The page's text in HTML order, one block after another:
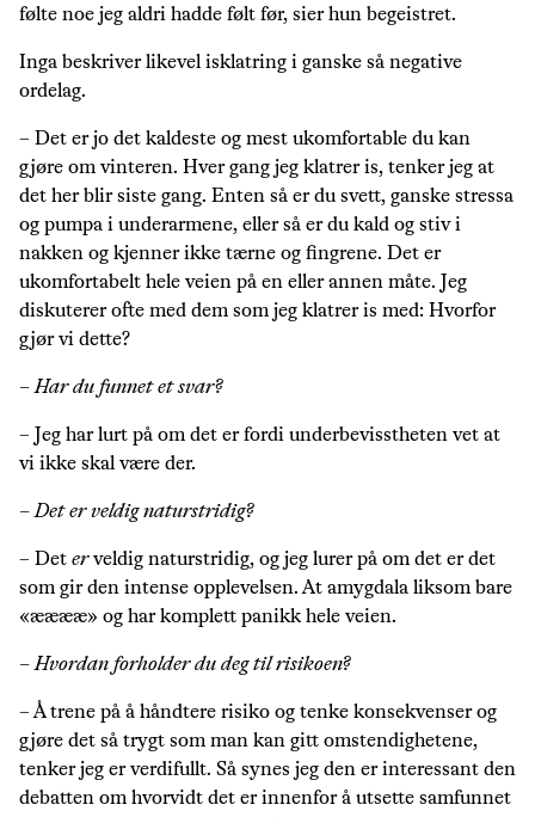
følte noe jeg aldri hadde følt før, sier hun begeistret.
Inga beskriver likevel isklatring i ganske så negative
ordelag.
– Det er jo det kaldeste og mest ukomfortable du kan
gjøre om vinteren. Hver gang jeg klatrer is, tenker jeg at
det her blir siste gang. Enten så er du svett, ganske stressa
og pumpa i underarmene, eller så er du kald og stiv i
nakken og kjenner ikke tærne og fingrene. Det er
ukomfortabelt hele veien på en eller annen måte. Jeg
diskuterer ofte med dem som jeg klatrer is med: Hvorfor
gjør vi dette?
– Har du funnet et svar?
– Jeg har lurt på om det er fordi underbevisstheten vet at
vi ikke skal være der.
– Det er veldig naturstridig?
– Det erveldig naturstridig, og jeg lurer på om det er det
som gir den intense opplevelsen. At amygdala liksom bare
«ææææ» og har komplett panikk hele veien.
– Hvordan forholder du deg til risikoen?
– Å trene på å håndtere risiko og tenke konsekvenser og
gjøre det så trygt som man kan gitt omstendighetene,
tenker jeg er verdifullt. Så synes jeg den er interessant den
debatten om hvorvidt det er innenfor å utsette samfunnet